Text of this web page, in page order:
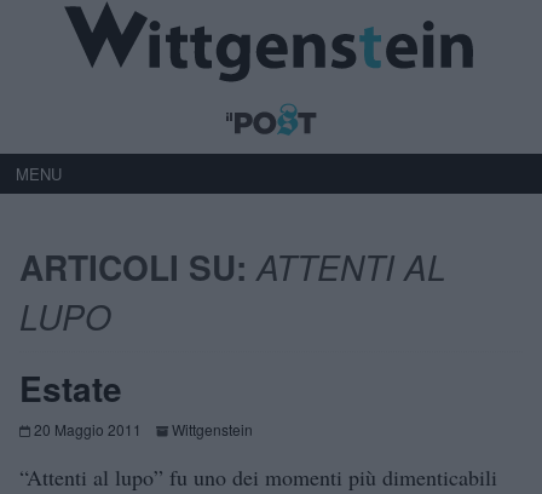
MENU
ARTICOLI SU:ATTENTI AL
LUPO
Estate
20 Maggio 2011 Wittgenstein
“Attenti al lupo” fu uno dei momenti più dimenticabili